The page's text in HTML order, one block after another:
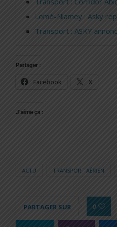
Lomé-Niamey : Asky
Transport : ASKY
Partager :
Facebook X
J’aime ça :
ACTU TRANSPORT AÉRIEN
PARTAGER SUR 0